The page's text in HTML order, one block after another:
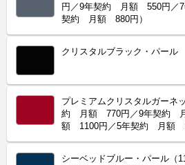
円／9年契約 月額 550円／
契約 月額 880円）
クリスタルブラック・パール
プレミアムクリスタルガーネ
約 月額 770円／9年契約
額 1100円／5年契約 月額
シーベッドブルー・パール